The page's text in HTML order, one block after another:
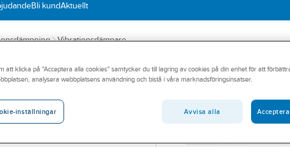
Bli kundAktuellt
Vibrationsdämpare
238748
Lev. artikelnr:
10-00037
att klicka på "Acceptera alla cookies" samtycker du till lagring av cookies på din enhet för att
analysera webbplatsens användning och bistå i våra marknadsföringsinsatser.
inställningar Avvisa alla